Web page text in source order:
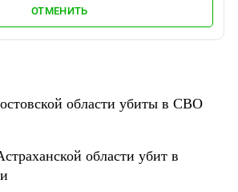
ОТМЕНИТЬ
области убиты в СВО
области убит в